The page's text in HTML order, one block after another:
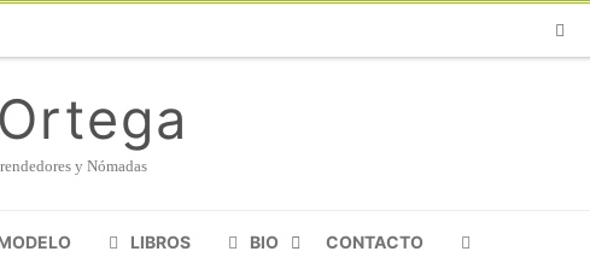
y Nómadas
LIBROS BIO CONTACTO